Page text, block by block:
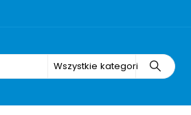
Wszystkie kategorie